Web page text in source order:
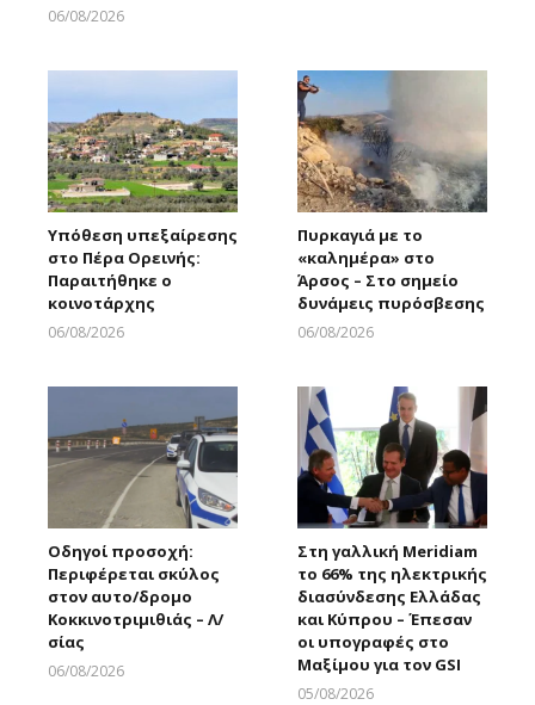
06/08/2026
Υπόθεση υπεξαίρεσης
στο Πέρα Ορεινής:
Παραιτήθηκε ο
κοινοτάρχης
06/08/2026
Πυρκαγιά με το
«καλημέρα» στο
Άρσος – Στο σημείο
δυνάμεις πυρόσβεσης
06/08/2026
Οδηγοί προσοχή:
Περιφέρεται σκύλος
στον αυτο/δρομο
Κοκκινοτριμιθιάς – Λ/
σίας
06/08/2026
Στη γαλλική Meridiam
το 66% της ηλεκτρικής
διασύνδεσης Ελλάδας
και Κύπρου – Έπεσαν
οι υπογραφές στο
Μαξίμου για τον GSI
05/08/2026